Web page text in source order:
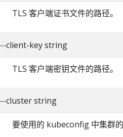
TLS 客户端证书文件的路径。
--client-key string
TLS 客户端密钥文件的路径。
--cluster string
要使用的 kubeconfig 中集群的